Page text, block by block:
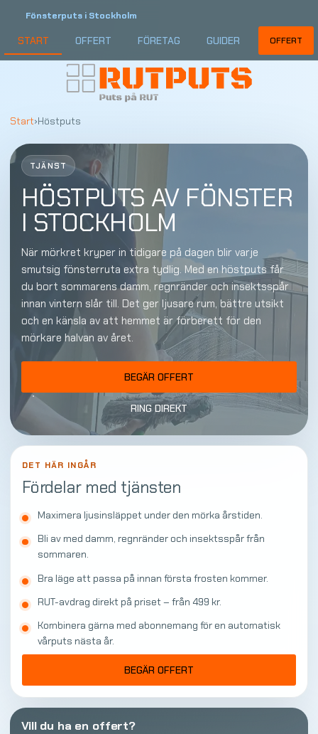
Fönsterputs i Stockholm
START OFFERT FÖRETAG GUIDER OFFERT
Start›Höstputs
TJÄNST
HÖSTPUTS AV FÖNSTER
I STOCKHOLM
När mörkret kryper in tidigare på dagen blir varje
smutsig fönsterruta extra tydlig. Med en höstputs får
du bort sommarens damm, regnränder och insektsspår
innan vintern slår till. Det ger ljusare rum, bättre utsikt
och en känsla av att hemmet är förberett för den
mörkare halvan av året.
BEGÄR OFFERT
RING DIREKT
DET HÄR INGÅR
Fördelar med tjänsten
Maximera ljusinsläppet under den mörka årstiden.
Bli av med damm, regnränder och insektsspår från
sommaren.
Bra läge att passa på innan första frosten kommer.
RUT-avdrag direkt på priset – från 499 kr.
Kombinera gärna med abonnemang för en automatisk
vårputs nästa år.
BEGÄR OFFERT
Vill du ha en offert?